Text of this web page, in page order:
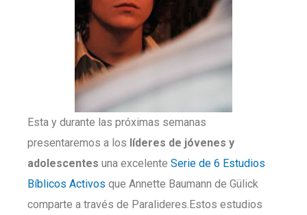
Esta y durante las próximas semanas
presentaremos a los líderes de jóvenes y
adolescentes una excelente Serie de 6 Estudios
Bíblicos Activos que Annette Baumann de Gülick
comparte a través de Paralideres.Estos estudios